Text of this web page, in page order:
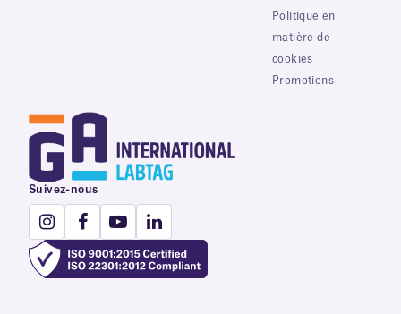
Politique en
matière de
cookies
Promotions
Suivez-nous